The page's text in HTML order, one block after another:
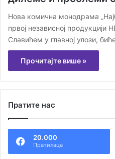
Нова комична монодрама
првој независној продукцији
Славићем у главној улози,
Прочитајте више »
Пратите нас
20.000
Пратилаца